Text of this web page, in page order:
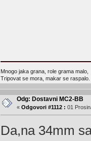
Mnogo jaka grana, role grama malo,
Tripovat se mora, makar se raspalo.
Odg: Dostavni MC2-BB
« Odgovori #1112 : 01
Da,na 34mm